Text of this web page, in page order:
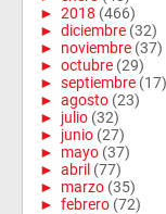
► 2018 (466)
► diciembre (32)
► noviembre (37)
► octubre (29)
► septiembre (17)
► agosto (23)
► julio (32)
► junio (27)
► mayo (37)
► abril (77)
► marzo (35)
► febrero (72)